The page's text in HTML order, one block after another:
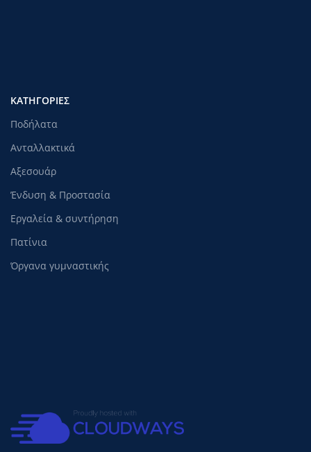
ΚΑΤΗΓΟΡΊΕΣ
Ποδήλατα
Ανταλλακτικά
Αξεσουάρ
Ένδυση & Προστασία
Εργαλεία & συντήρηση
Πατίνια
Όργανα γυμναστικής